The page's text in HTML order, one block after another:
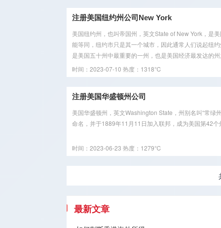
注册美国纽约州公司New York
美国纽约州，也叫帝国州，英文State of New York，是
能等同，纽约市只是其一个城市，因此通常人们说起纽
是美国五十州中最重要的一州，也是美国经济最发达的
时间：2023-07-10 热度：1318℃
注册美国华盛顿州公司
美国华盛顿州，英文Washington State，州别名叫“常绿
命名，并于1889年11月11日加入联邦，成为美国第42个
时间：2023-06-23 热度：1279℃
最新文章